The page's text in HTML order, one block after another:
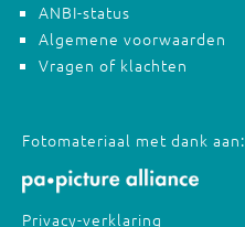
ANBI-status
Algemene voorwaarden
Vragen of klachten
Fotomateriaal met dank aan:
Privacy-verklaring